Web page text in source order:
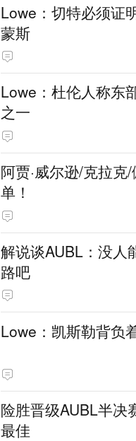
Lowe：切特必须证
蒙斯
Lowe：杜伦人称东
之一
阿贾·威尔逊/克拉
单！
解说谈AUBL：没人
路吧
Lowe：凯斯勒背负
险胜晋级AUBL半决
最佳